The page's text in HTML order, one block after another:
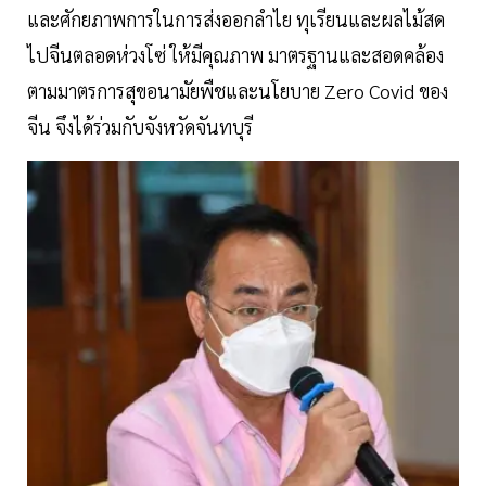
และศักยภาพการในการส่งออกลำไย ทุเรียนและผลไม้สด
ไปจีนตลอดห่วงโซ่ ให้มีคุณภาพ มาตรฐานและสอดคล้อง
ตามมาตรการสุขอนามัยพืชและนโยบาย Zero Covid ของ
จีน จึงได้ร่วมกับจังหวัดจันทบุรี